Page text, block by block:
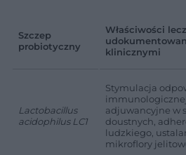
Szczep
probiotyczny
Właściwości
klinicznymi
Lactobacillus
acidophilus LC1
Stymulacja
adjuwancyjne w
doustnych,
ludzkiego,
mikroflory